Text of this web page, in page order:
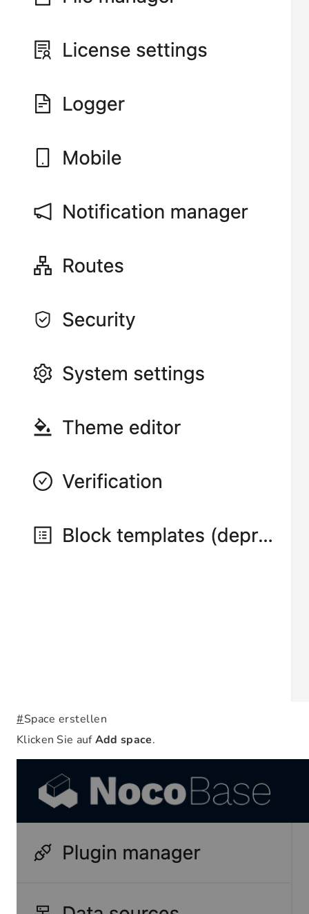
#Space erstellen
Klicken Sie aufAdd space.